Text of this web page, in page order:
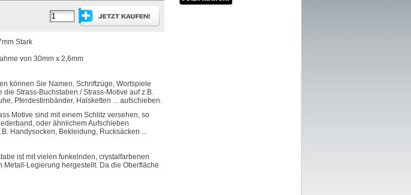
Stark
von 30mm x 2,6mm
können Sie Namen, Schriftzüge, Wortspiele
Strass-Buchstaben / Strass-Motive auf z.B.
Pferdestirnbänder, Halsketten ... aufschieben.
Motive sind mit einem Schlitz versehen, so
oder ähnlichem Aufschieben
Handysocken, Bekleidung, Rucksäcken ...
ist mit vielen funkelnden, crystalfarbenen
Legierung hergestellt. Da die Oberfläche